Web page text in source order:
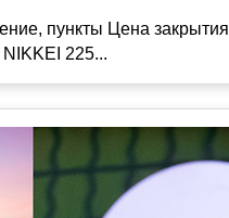
пункты Цена закрытия
225...